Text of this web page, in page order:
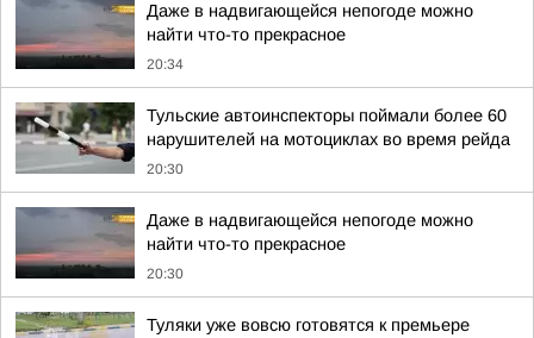
Даже в надвигающейся непогоде можно
найти что-то прекрасное
20:34
Тульские автоинспекторы поймали более 60
нарушителей на мотоциклах во время рейда
20:30
Даже в надвигающейся непогоде можно
найти что-то прекрасное
20:30
Туляки уже вовсю готовятся к премьере